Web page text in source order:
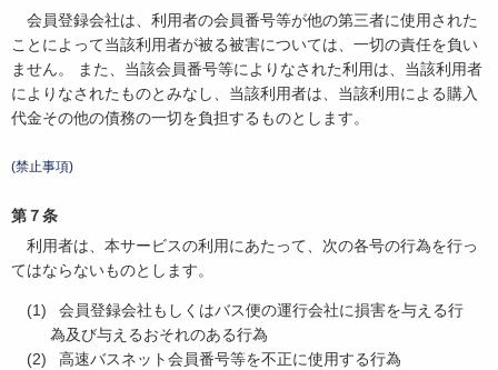
会員登録会社は、利用者の会員番号等が他の第三者に使用された
ことによって当該利用者が被る被害については、一切の責任を負い
ません。 また、当該会員番号等によりなされた利用は、当該利用者
によりなされたものとみなし、当該利用者は、当該利用による購入
代金その他の債務の一切を負担するものとします。
(禁止事項)
第７条
利用者は、本サービスの利用にあたって、次の各号の行為を行っ
てはならないものとします。
会員登録会社もしくはバス便の運行会社に損害を与える行
為及び与えるおそれのある行為
高速バスネット会員番号等を不正に使用する行為